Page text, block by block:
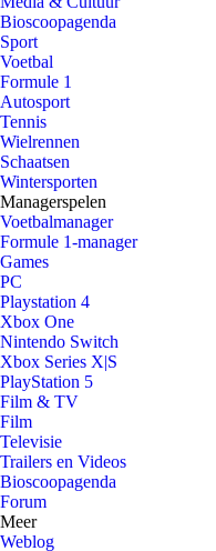
Bioscoopagenda
Sport
Voetbal
Formule 1
Autosport
Tennis
Wielrennen
Schaatsen
Wintersporten
Managerspelen
Voetbalmanager
Formule 1-manager
Games
PC
Playstation 4
Xbox One
Nintendo Switch
Xbox Series X|S
PlayStation 5
Film & TV
Film
Televisie
Trailers en Videos
Bioscoopagenda
Forum
Meer
Weblog